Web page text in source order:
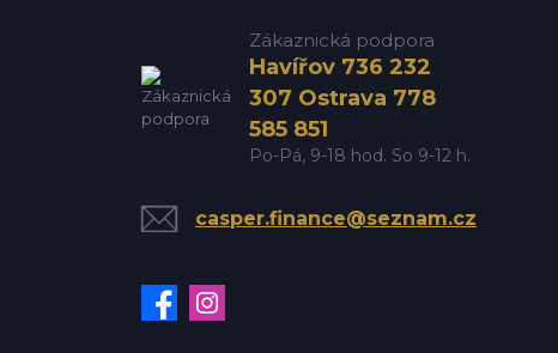
Zákaznická podpora
Havířov 736 232
307 Ostrava 778
585 851
Po-Pá, 9-18 hod. So 9-12 h.
casper.finance@seznam.cz